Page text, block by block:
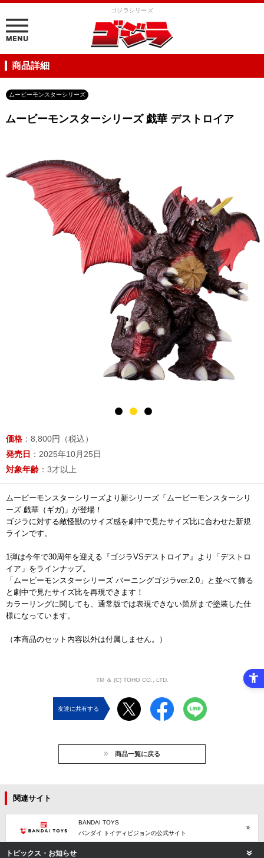
ゴジラシリーズ
商品詳細
ムービーモンスターシリーズ
ムービーモンスターシリーズ 戯華 デストロイア
価格 ：8,800円（税込）
発売日 ：2025年10月25日
対象年齢 ：3才以上
ムービーモンスターシリーズより新シリーズ「ムービーモンスターシリ
ーズ 戯華（ギガ)」が登場！
ゴジラに対する敵怪獣のサイズ感を劇中で見たサイズ比に合わせた新規
ラインです。
1弾は今年で30周年を迎える『ゴジラVSデストロイア』より「デストロ
イア」をラインナップ。
「ムービーモンスターシリーズ バーニングゴジラver.2.0」と並べて飾る
と劇中で見たサイズ比を再現できます！
カラーリングに関しても、通常版では表現できない箇所まで塗装した仕
様になっています。
（本商品のセット内容以外は付属しません。）
TM ＆ (C) TOHO CO., LTD.
友達に共有する
商品一覧に戻る
関連サイト
BANDAI TOYS
バンダイ トイディビジョンの公式サイト
トピックス・お知らせ